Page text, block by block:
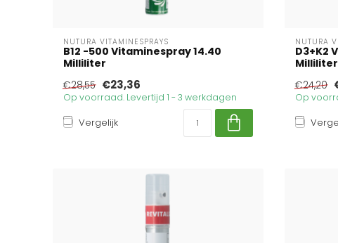
NUTURA VITAMINESPRAYS
B12 -500 Vitaminespray 14.40
Milliliter
€28,55 €23,36
Op voorraad. Levertijd 1 - 3 werkdagen
Vergelijk
NUTURA
D3+K2
Milliliter
€24,20
Op